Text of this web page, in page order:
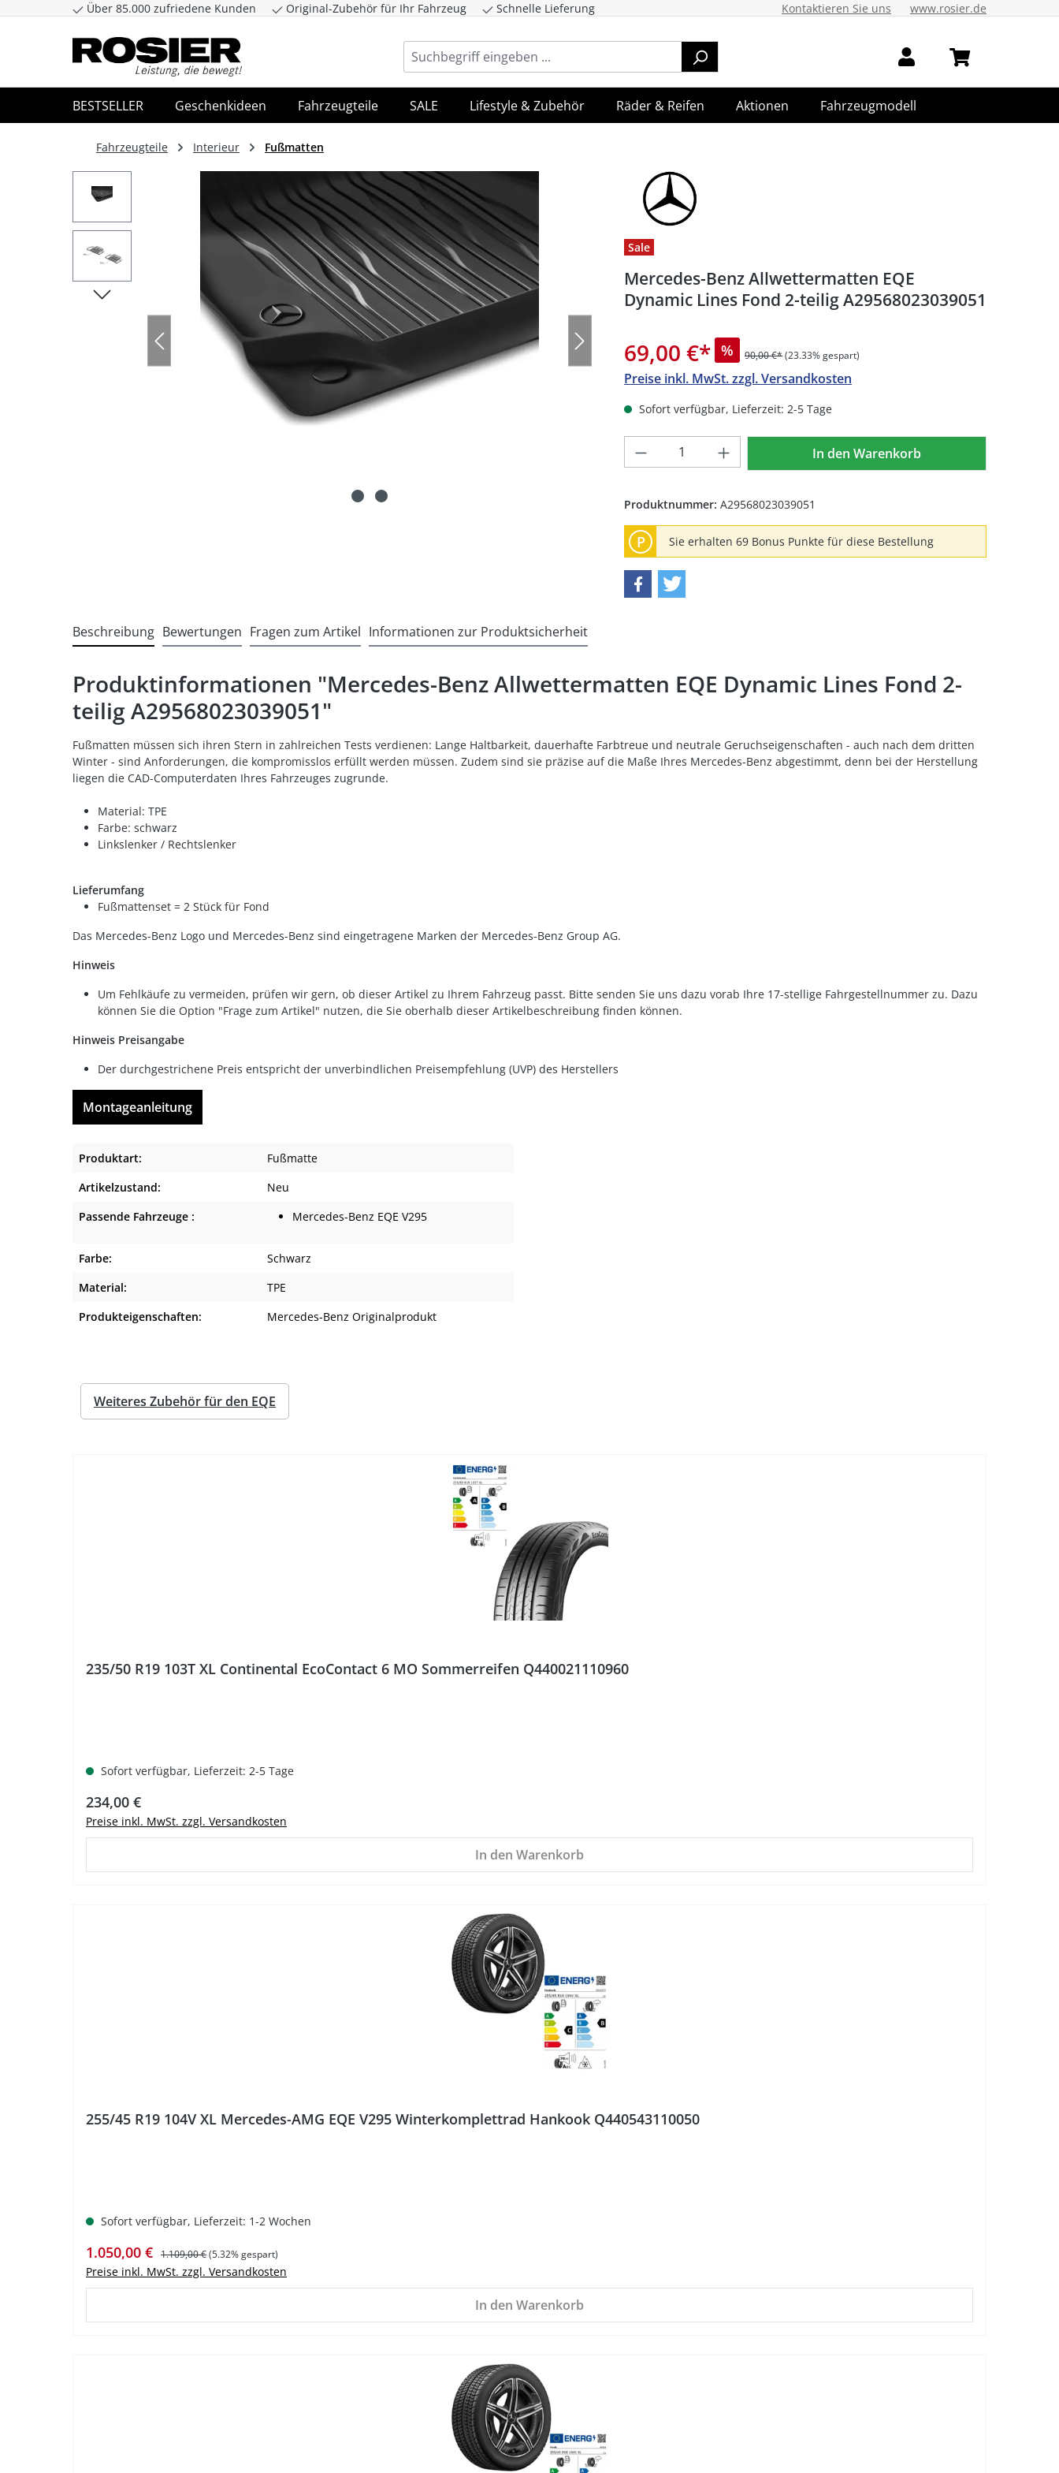
Zum Hauptinhalt springen Zur Suche springen Zur Hauptnavigation springen
Über 85.000 zufriedene Kunden Original-Zubehör für Ihr Fahrzeug Schnelle Lieferung Kontaktieren Sie uns www.rosier.de
BESTSELLER Geschenkideen Fahrzeugteile SALE Lifestyle & Zubehör Räder & Reifen Aktionen Fahrzeugmodell
Fahrzeugteile Interieur Fußmatten
Sale
Mercedes-Benz Allwettermatten EQE
Dynamic Lines Fond 2-teilig A29568023039051
69,00 €* % 90,00 €*(23.33% gespart)
Preise inkl. MwSt. zzgl. Versandkosten
Sofort verfügbar, Lieferzeit: 2-5 Tage
Produkt Anzahl: Gib den gewünschten Wert
In den Warenkorb
Produktnummer: A29568023039051
P Sie erhalten 69 Bonus Punkte für diese Bestellung
Beschreibung Bewertungen Fragen zum Artikel Informationen zur Produktsicherheit
Produktinformationen "Mercedes-Benz Allwettermatten EQE Dynamic Lines Fond 2-
teilig A29568023039051"
Fußmatten müssen sich ihren Stern in zahlreichen Tests verdienen: Lange Haltbarkeit, dauerhafte Farbtreue und neutrale Geruchseigenschaften - auch nach dem dritten
Winter - sind Anforderungen, die kompromisslos erfüllt werden müssen. Zudem sind sie präzise auf die Maße Ihres Mercedes-Benz abgestimmt, denn bei der Herstellung
liegen die CAD-Computerdaten Ihres Fahrzeuges zugrunde.
Material: TPE
Farbe: schwarz
Linkslenker / Rechtslenker
Lieferumfang
Fußmattenset = 2 Stück für Fond
Das Mercedes-Benz Logo und Mercedes-Benz sind eingetragene Marken der Mercedes-Benz Group AG.
Hinweis
Um Fehlkäufe zu vermeiden, prüfen wir gern, ob dieser Artikel zu Ihrem Fahrzeug passt. Bitte senden Sie uns dazu vorab Ihre 17-stellige Fahrgestellnummer zu. Dazu
können Sie die Option "Frage zum Artikel" nutzen, die Sie oberhalb dieser Artikelbeschreibung finden können.
Hinweis Preisangabe
Der durchgestrichene Preis entspricht der unverbindlichen Preisempfehlung (UVP) des Herstellers
Montageanleitung
Produktart:
Fußmatte
Artikelzustand:
Neu
Passende Fahrzeuge :
Mercedes-Benz EQE V295
Farbe:
Schwarz
Material:
TPE
Produkteigenschaften:
Mercedes-Benz Originalprodukt
Weiteres Zubehör für den EQE
235/50 R19 103T XL Continental EcoContact 6 MO Sommerreifen Q440021110960
Sofort verfügbar, Lieferzeit: 2-5 Tage
Regulärer Preis:
234,00 €
Preise inkl. MwSt. zzgl. Versandkosten
In den Warenkorb
255/45 R19 104V XL Mercedes-AMG EQE V295 Winterkomplettrad Hankook Q440543110050
Sofort verfügbar, Lieferzeit: 1-2 Wochen
Verkaufspreis:
1.050,00 € Regulärer Preis:
1.109,00 €(5.32% gespart)
Preise inkl. MwSt. zzgl. Versandkosten
In den Warenkorb